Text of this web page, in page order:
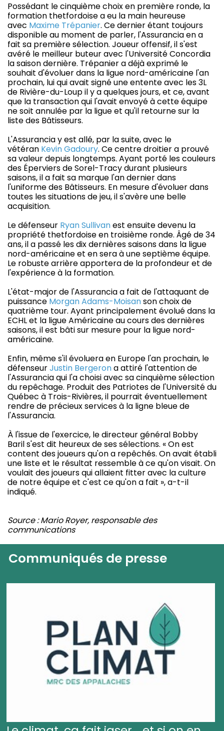
Possédant le cinquième choix en première ronde, la
formation thetfordoise a eu la main heureuse
avec Maxime Trépanier. Ce dernier étant toujours
disponible au moment de parler, l'Assurancia en a
fait sa première sélection. Joueur offensif, il s'est
avéré le meilleur buteur avec l'Université Concordia
la saison dernière. Trépanier a déjà exprimé le
souhait d'évoluer dans la ligue nord-américaine l'an
prochain, lui qui avait signé une entente avec les 3L
de Rivière-du-Loup il y a quelques jours, et ce, avant
que la transaction qui l'avait envoyé à cette équipe
ne soit annulée par la ligue et qu'il retourne sur la
liste des Bâtisseurs.
L'Assurancia y est allé, par la suite, avec le
vétéran Kevin Gadoury. Ce centre droitier a prouvé
sa valeur depuis longtemps. Ayant porté les couleurs
des Éperviers de Sorel-Tracy durant plusieurs
saisons, il a fait sa marque l'an dernier dans
l'uniforme des Bâtisseurs. En mesure d'évoluer dans
toutes les situations de jeu, il s'avère une belle
acquisition.
Le défenseur Ryan Sullivanest ensuite devenu la
propriété thetfordoise en troisième ronde. Âgé de 34
ans, il a passé les dix dernières saisons dans la ligue
nord-américaine et en sera à une septième équipe.
Le robuste arrière apportera de la profondeur et de
l'expérience à la formation.
L'état-major de l'Assurancia a fait de l'attaquant de
puissance Morgan Adams-Moisanson choix de
quatrième tour. Ayant principalement évolué dans la
ECHL et la ligue Américaine au cours des dernières
saisons, il est bâti sur mesure pour la ligue nord-
américaine.
Enfin, même s'il évoluera en Europe l'an prochain, le
défenseurJustin Bergerona attiré l'attention de
l'Assurancia qui l'a choisi avec sa cinquième sélection
du repêchage. Produit des Patriotes de l'Université du
Québec à Trois-Rivières, il pourrait éventuellement
rendre de précieux services à la ligne bleue de
l'Assurancia.
À l'issue de l'exercice, le directeur général Bobby
Baril s'est dit heureux de ses sélections. « On est
content des joueurs qu'on a repêchés. On avait établi
une liste et le résultat ressemble à ce qu'on visait. On
voulait des joueurs qui allaient fitter avec la culture
de notre équipe et c'est ce qu'on a fait », a-t-il
indiqué.
Source : Mario Royer, responsable des
communications
Communiqués de presse